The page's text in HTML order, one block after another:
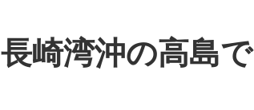
長崎湾沖の高島で